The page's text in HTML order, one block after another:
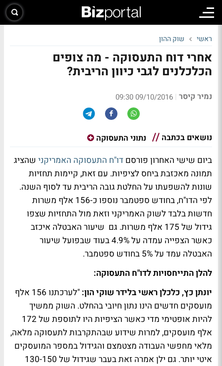
ראשי שוק ההון
אחרי דוח התעסוקה - מה צופים
הכלכלנים לגבי כיוון הריבית?
נמיר קיסר |
09/10/2016 09:30
נושאים בכתבה נתוני התעסוקה
ביום שישי האחרון פורסם דו"ח התעסוקה האמריקני שהציג
תמונה מאכזבת ביחס לציפיות. עם זאת, קיימות תחזיות
שונות להשפעתו על החלטת גובה הריבית עד לסוף השנה.
לפי הדו"ח, בחודש ספטמבר נוספו כ-156 אלף משרות
חדשות בלבד לשוק האמריקני וזאת מול התחזיות שצפו
גידול של 175 אלף משרות. גם שיעור האבטלה איכזב
כאשר הצפייה עמדה על 4.9% בעוד שבפועל שיעור
האבטלה עמד על 5% בחודש ספטמבר.
להלן התייחסויות לדו"ח התעסוקה:
יונתן כץ, כלכלן ראשי בלידר שוקי הון:
"לערכתנו 156 אלף
מועסקים חדשים הינו נתון חיובי בהחלט. השוק ממשיך
להיות אופטימי מדי כאשר הציפיות היו לתוספת של 172
אלף מועסקים, למרות שידוע שבהתקרבות לתעסוקה מלאה,
מלאי מחפשי העבודה מצטמצם והגידול במספר המועסקים
איטי יותר. גם ילן אמרה זאת בעבר שגידול של 130-150